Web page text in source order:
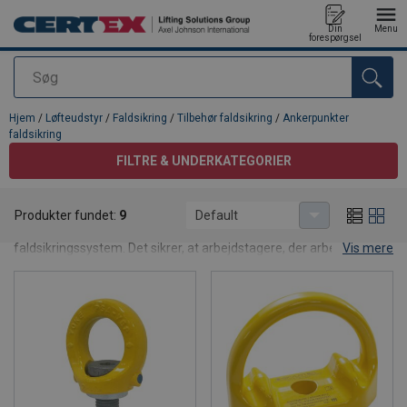
Søg
Din
forespørgsel
Menu
Produktet blev tilføjet til din forespørgsel
Hjem / Løfteudstyr / Faldsikring / Tilbehør faldsikring / Ankerpunkter
faldsikring
FILTRE & UNDERKATEGORIER
Ankerpunkt til faldsikring er en vigtig del af ethvert
faldsikringssystem. Det sikrer, at arbejdstagere, der arbejder i
fastgøres, og det skal være stærkt nok til at modstå de kræfter,
der opstår under et fald.
Typer af ankerpunkter til faldsikring
Der findes forskellige typer forankringspunkter til faldsikring,
Vis mere
Produkter fundet: 9 Default